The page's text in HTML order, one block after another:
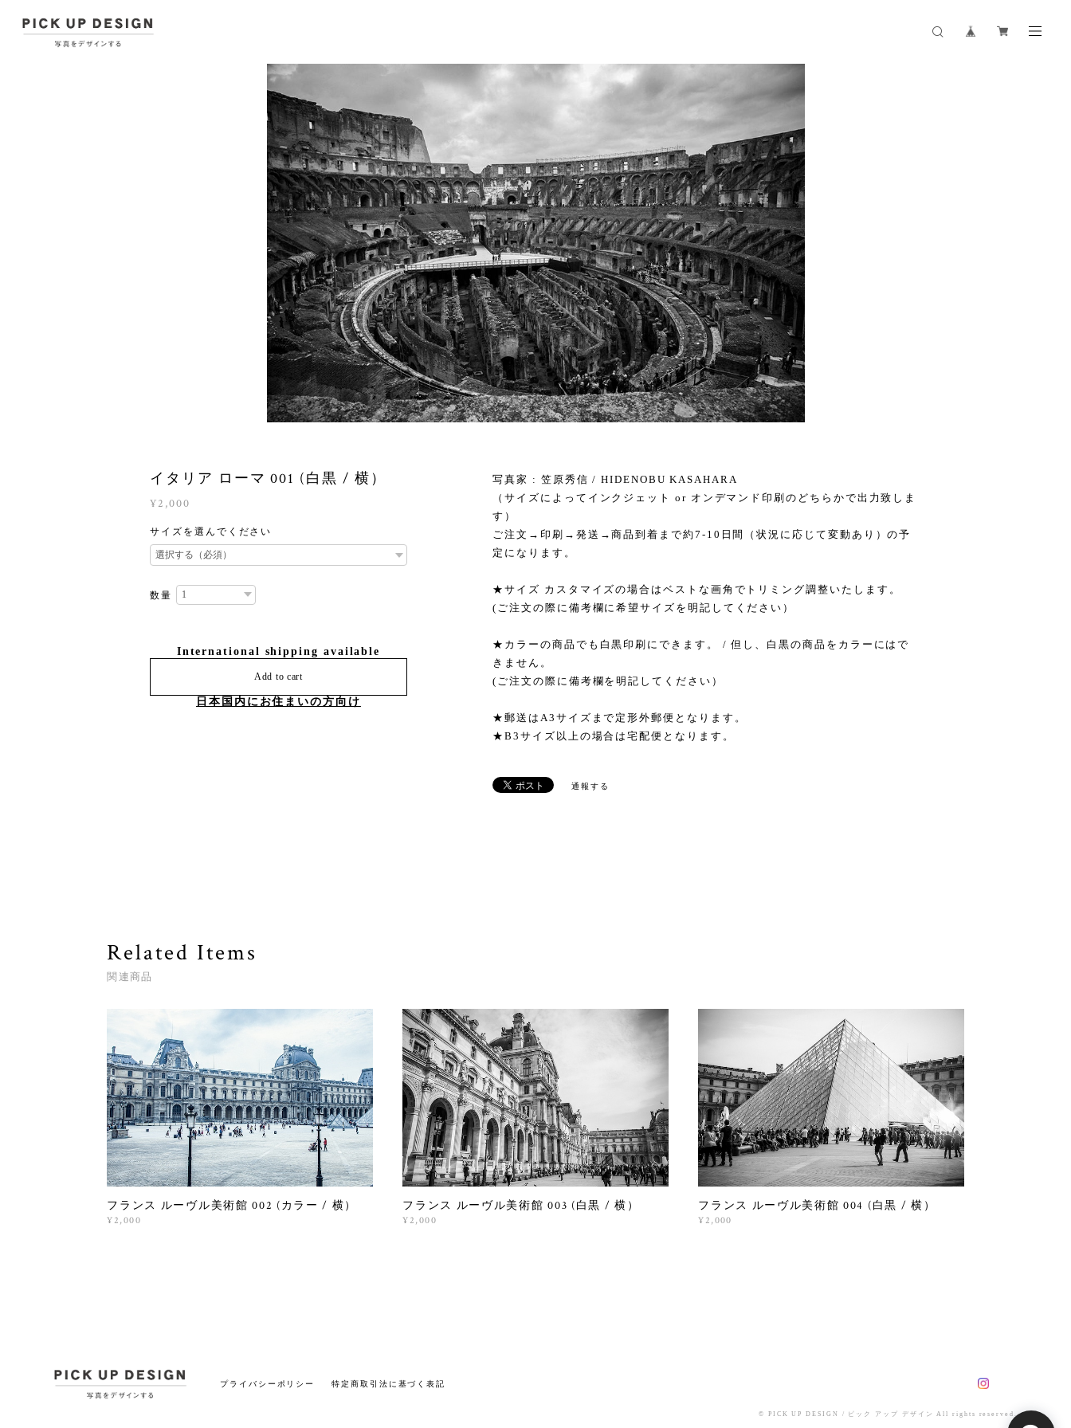
イタリア ローマ 001 (白黒 / 横）
¥2,000
サイズを選んでください
数量
International shipping available
Add to cart
日本国内にお住まいの方向け
写真家 : 笠原秀信 / HIDENOBU KASAHARA
（サイズによってインクジェット or オンデマンド印刷のどちらかで出力致しま
す）
ご注文→印刷→発送→商品到着まで約7-10日間（状況に応じて変動あり）の予
定になります。
★サイズ カスタマイズの場合はベストな画角でトリミング調整いたします。
(ご注文の際に備考欄に希望サイズを明記してください）
★カラーの商品でも白黒印刷にできます。 / 但し、白黒の商品をカラーにはで
きません。
(ご注文の際に備考欄を明記してください）
★郵送はA3サイズまで定形外郵便となります。
★B3サイズ以上の場合は宅配便となります。
通報する
Related Items
関連商品
フランス ルーヴル美術館 002 (カラー / 横）
¥2,000
フランス ルーヴル美術館 003 (白黒 / 横）
¥2,000
フランス ルーヴル美術館 004 (白黒 / 横）
¥2,000
プライバシーポリシー 特定商取引法に基づく表記
© PICK UP DESIGN / ピック アップ デザイン All rights reserved.